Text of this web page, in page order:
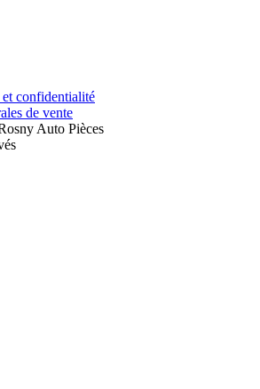
confidentialité
de vente
Auto Pièces